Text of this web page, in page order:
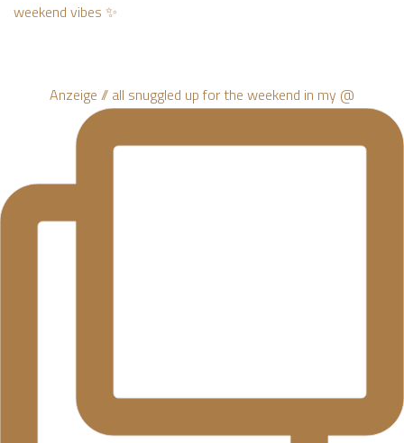
weekend vibes ✨
Anzeige // all snuggled up for the weekend in my @